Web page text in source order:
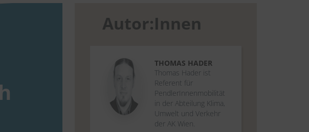
Autor:Innen
THOMAS HADER
Thomas Hader ist
Referent für
PendlerInnenmobilität
in der Abteilung Klima,
Umwelt und Verkehr
der AK Wien.